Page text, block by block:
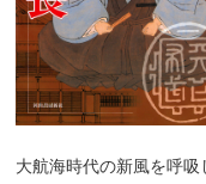
大航海時代の新風を呼